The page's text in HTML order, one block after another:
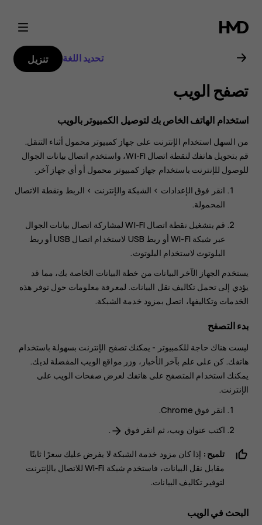
دليل
مستخدم
هاتف
Nokia
6.2
تحديد اللغة تنزيل
تصفح الويب
استخدام الهاتف الخاص بك لتوصيل الكمبيوتر بالويب
من السهل استخدام الإنترنت على جهاز كمبيوتر محمول أثناء التنقل.
قم بتحويل هاتفك لنقطة اتصال Wi-Fi، واستخدم اتصال بيانات الجوال
للوصول للإنترنت باستخدام جهاز كمبيوتر محمول أو أي جهاز آخر.
انقر فوق
>
> الربط ونقطة الاتصال
المحمولة‬‏‫.
قم بتشغيل نقطة اتصال Wi-Fi
لمشاركة اتصال بيانات الجوال
عبر شبكة Wi-Fi أو
ربط USB لاستخدام اتصال USB أو
ربط
البلوتوث لاستخدام البلوتوث.
يستخدم الجهاز الآخر البيانات من خطة البيانات الخاصة بك، مما قد
يؤدي إلى تحمل تكاليف نقل البيانات. لمعرفة معلومات حول توفر هذه
الخدمات وتكاليفها، اتصل بمزود خدمة الشبكة.
بدء التصفح
ليست هناك حاجة للكمبيوتر - يمكنك تصفح الإنترنت بسهولة باستخدام
هاتفك. كن على علم بآخر الأخبار، وزر مواقع الويب المفضلة لديك.
يمكنك استخدام المتصفح على هاتفك لعرض صفحات الويب على
الإنترنت.
انقر فوق Chrome
.
اكتب عنوان ويب، ثم انقر فوق arrow_forward
.
تلميح: إذا كان مزود خدمة الشبكة لا يفرض عليك سعرًا ثابتًا
مقابل نقل البيانات، فاستخدم شبكة Wi-Fi للاتصال بالإنترنت
لتوفير تكاليف البيانات.
البحث في الويب